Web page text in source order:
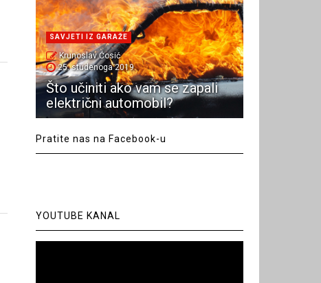
SAVJETI IZ GARAŽE
Krunoslav Ćosić
25. studenoga 2019.
Što učiniti ako vam se zapali
električni automobil?
Pratite nas na Facebook-u
YOUTUBE KANAL